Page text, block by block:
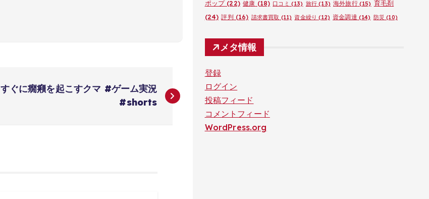
すぐに癇癪を起こすクマ #ゲーム実況
#shorts
ポップ(22) 健康 (18) 口コミ (13) 旅行 (13) 海外旅行(15) 育毛剤
(24) 評判 (16) 請求書買取 (11) 資金繰り (12) 資金調達 (14) 防災 (10)
メタ情報
登録
ログイン
投稿フィード
コメントフィード
WordPress.org